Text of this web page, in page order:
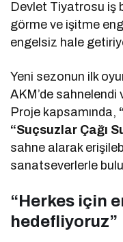
Devlet Tiyatrosu iş
görme ve işitme
engelsiz hale
Yeni sezonun ilk
AKM’de
Proje kapsamında,
“Suçsuzlar Çağı
sahne alarak
sanatseverlerle
“Herkes için
hedefliyoruz”